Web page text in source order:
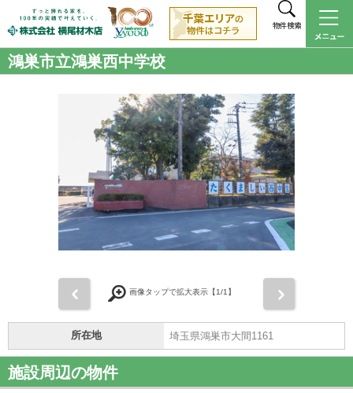
物件検索
鴻巣市立鴻巣西中学校
画像タップで拡大表示【1/1】
所在地 埼玉県鴻巣市大間1161
施設周辺の物件